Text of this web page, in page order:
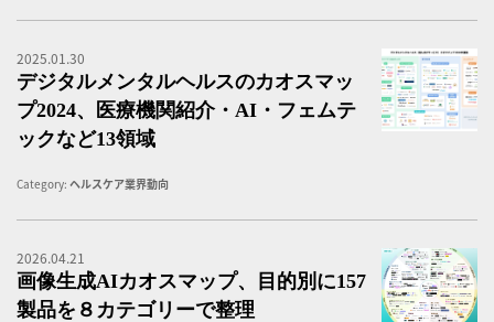
2025.01.30
デジタルメンタルヘルスのカオスマッ
プ2024、医療機関紹介・AI・フェムテ
ックなど13領域
Category: ヘルスケア業界動向
2026.04.21
画像生成AIカオスマップ、目的別に157
製品を８カテゴリーで整理